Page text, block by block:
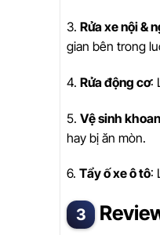
3. Rửa xe nội &
gian bên trong
4. Rửa động cơ:
5. Vệ sinh
hay bị ăn mòn.
6. Tẩy ố xe ô tô: